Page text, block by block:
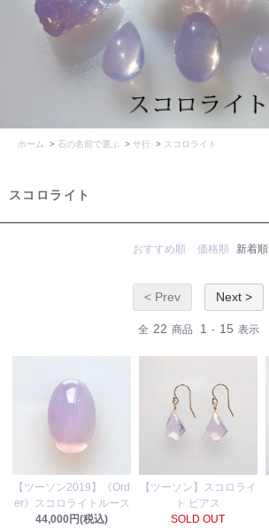
ホーム > 石の名前で選ぶ > サ行 > スコロライト
スコロライト
おすすめ順 価格順 新着順
< Prev Next >
全 22 商品 1 - 15 表示
【ツーソン2019】《Ord
er》スコロライトルース
44,000円(税込)
【ツーソン】スコロライ
ト ピアス
SOLD OUT